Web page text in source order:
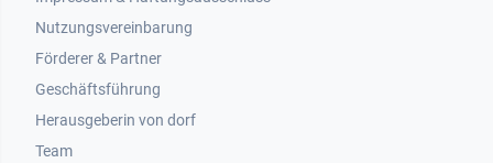
Nutzungsvereinbarung
Footer 2
Förderer & Partner
Geschäftsführung
Herausgeberin von dorf
Team